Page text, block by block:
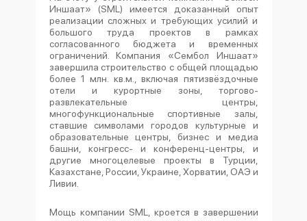
Иншаат» (SML) имеется доказанный опыт
реализации сложных и требующих усилий и
большого труда проектов в рамках
согласованного бюджета и временных
ограничений. Компания «Сембол Иншаат»
завершила строительство с общей площадью
более 1 млн. кв.м., включая пятизвёздочные
отели и курортные зоны, торгово-
развлекательные центры,
многофункциональные спортивные залы,
ставшие символами городов культурные и
образовательные центры, бизнес и медиа
башни, конгресс- и конференц-центры, и
другие многоцелевые проекты в Турции,
Казахстане, России, Украине, Хорватии, ОАЭ и
Ливии.
Мощь компании SML, кроется в завершении